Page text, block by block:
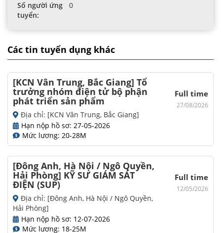
Số người ứng
tuyển:
0
Các tin tuyển dụng khác
[KCN Vân Trung, Bắc Giang] Tổ
trưởng nhóm điện tử bộ phận
phát triển sản phẩm
Địa chỉ: [KCN Vân Trung, Bắc Giang]
Hạn nộp hồ sơ: 27-05-2026
Mức lương: 20-28M
Full time
27/08/2026
[Đông Anh, Hà Nội / Ngô Quyền,
Hải Phòng] KỸ SƯ GIÁM SÁT
ĐIỆN (SUP)
Địa chỉ: [Đông Anh, Hà Nội / Ngô Quyền,
Hải Phòng]
Hạn nộp hồ sơ: 12-07-2026
Mức lương: 18-25M
Full time
12/05/2026